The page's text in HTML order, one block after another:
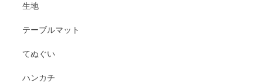
生地
テーブルマット
てぬぐい
ハンカチ